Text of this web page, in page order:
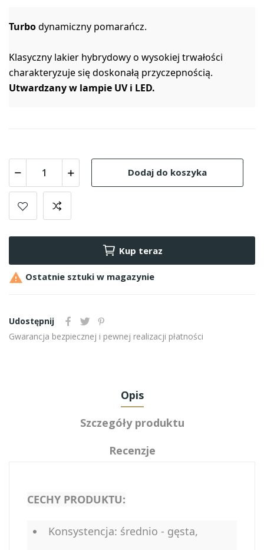
Turbodynamiczny pomarańcz.
Klasyczny lakier hybrydowy o wysokiej trwałości
charakteryzuje się doskonałą przyczepnością.
Utwardzany w lampie UV i LED.
Dodaj do koszyka
Kup teraz
 Ostatnie sztuki w magazynie
Udostępnij
Gwarancja bezpiecznej i pewnej realizacji płatności
Opis
Szczegóły produktu
Recenzje
CECHY PRODUKTU:
Konsystencja: średnio - gęsta,